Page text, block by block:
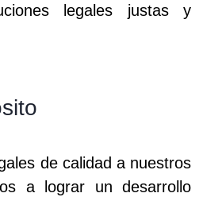
legales justas y
de calidad a nuestros
a lograr un desarrollo